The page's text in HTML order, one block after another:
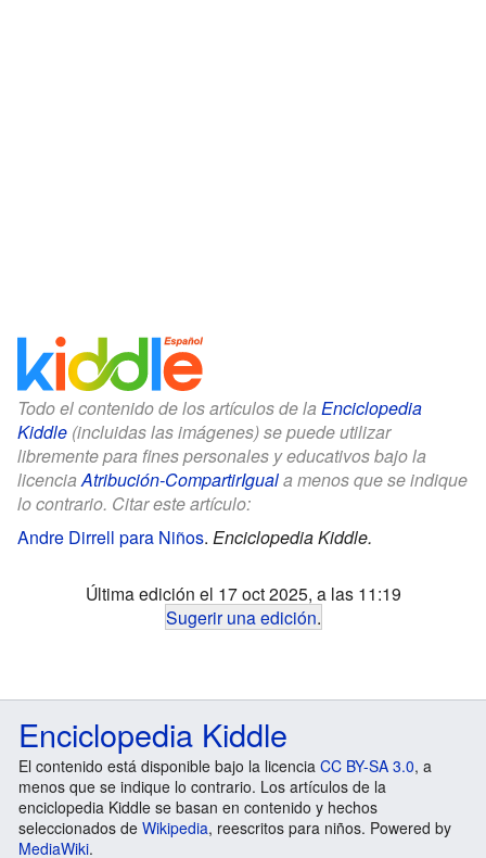
Todo el contenido de los artículos de la Enciclopedia
Kiddle (incluidas las imágenes) se puede utilizar
libremente para fines personales y educativos bajo la
licenciaAtribución-CompartirIguala menos que se indique
lo contrario. Citar este artículo:
Andre Dirrell para Niños. Enciclopedia Kiddle.
Última edición el 17 oct 2025, a las 11:19
Sugerir una edición.
Enciclopedia Kiddle
El contenido está disponible bajo la licencia CC BY-SA 3.0, a
menos que se indique lo contrario. Los artículos de la
enciclopedia Kiddle se basan en contenido y hechos
seleccionados de Wikipedia, reescritos para niños. Powered by
MediaWiki.